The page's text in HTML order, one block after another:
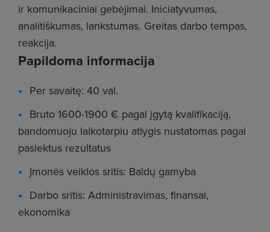
ir komunikaciniai gebėjimai. Iniciatyvumas,
analitiškumas, lankstumas. Greitas darbo tempas,
reakcija.
Papildoma informacija
Per savaitę: 40 val.
Bruto 1600-1900 € pagal įgytą kvalifikaciją,
bandomuoju laikotarpiu atlygis nustatomas pagal
pasiektus rezultatus
Įmonės veiklos sritis: Baldų gamyba
Darbo sritis: Administravimas, finansai,
ekonomika